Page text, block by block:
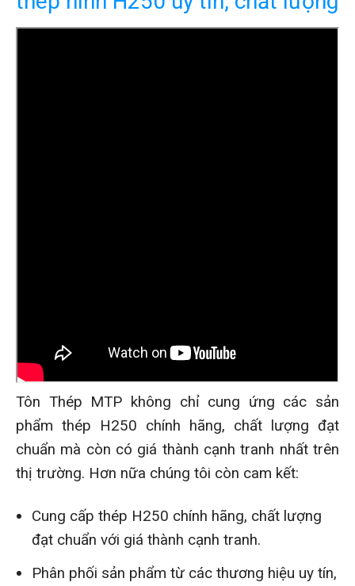
Tôn Thép MTP không chỉ cung ứng các sản
phẩm thép H250 chính hãng, chất lượng đạt
chuẩn mà còn có giá thành cạnh tranh nhất trên
thị trường. Hơn nữa chúng tôi còn cam kết:
Cung cấp thép H250 chính hãng, chất lượng
đạt chuẩn với giá thành cạnh tranh.
Phân phối sản phẩm từ các thương hiệu uy tín,